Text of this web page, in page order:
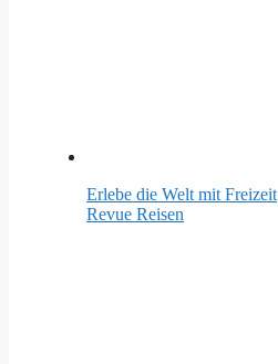
Erlebe die Welt mit Freizeit
Revue Reisen